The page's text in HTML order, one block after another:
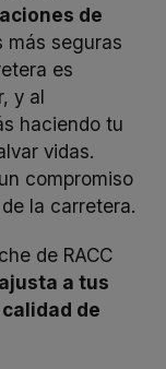
de
más seguras
es
y al
haciendo tu
vidas.
compromiso
la carretera.
de RACC
a tus
calidad de